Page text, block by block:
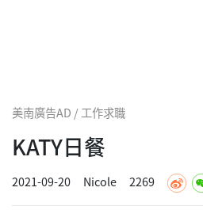
美南廣告AD / 工作求職
KATY日餐
2021-09-20 Nicole 2269